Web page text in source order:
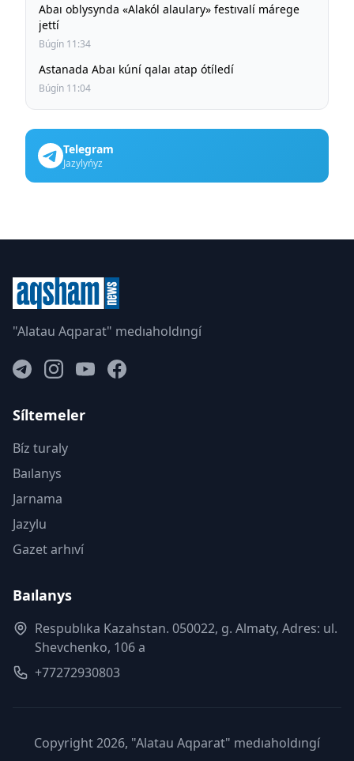
Abaı oblysynda «Alakól alaulary» festıvalí márege
jettí
Búgín 11:34
Astanada Abaı kúní qalaı atap ótíledí
Búgín 11:04
Telegram
Jazylyńyz
"Alatau Aqparat" medıaholdıngí
Síltemeler
Bíz turaly
Baılanys
Jarnama
Jazylu
Gazet arhıví
Baılanys
Respublıka Kazahstan. 050022, g. Almaty, Adres: ul.
Shevchenko, 106 a
+77272930803
Copyright 2026, "Alatau Aqparat" medıaholdıngí